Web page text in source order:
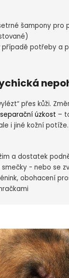
šampony pro
potřeby a
přes kůži.
separační úzkost –
i jiné kožní potíže.
a dostatek
- nebo se
obohacení